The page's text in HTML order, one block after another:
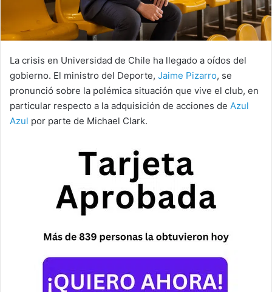
La crisis en Universidad de Chile ha llegado a oídos del
gobierno. El ministro del Deporte, Jaime Pizarro, se
pronunció sobre la polémica situación que vive el club, en
particular respecto a la adquisición de acciones de Azul
Azul por parte de Michael Clark.